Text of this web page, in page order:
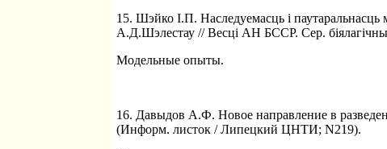
15. Шэйко I.П. Наследуемасць i
А.Д.Шэлестау // Весцi АН БССР. Сер.
Модельные опыты.
16. Давыдов А.Ф. Новое направление в
(Информ. листок / Липецкий ЦНТИ; N219).